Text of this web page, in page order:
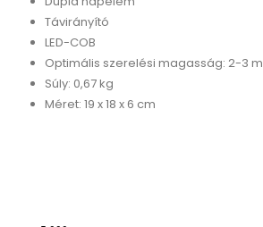
Távirányító
LED-COB
Optimális szerelési magasság: 2-3 m
Súly: 0,67 kg
Méret: 19 x 18 x 6 cm